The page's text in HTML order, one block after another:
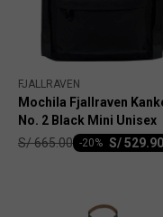
FJALLRAVEN
Mochila Fjallraven
No. 2 Black Mini Unisex
S/529.90
-20
S/665.00